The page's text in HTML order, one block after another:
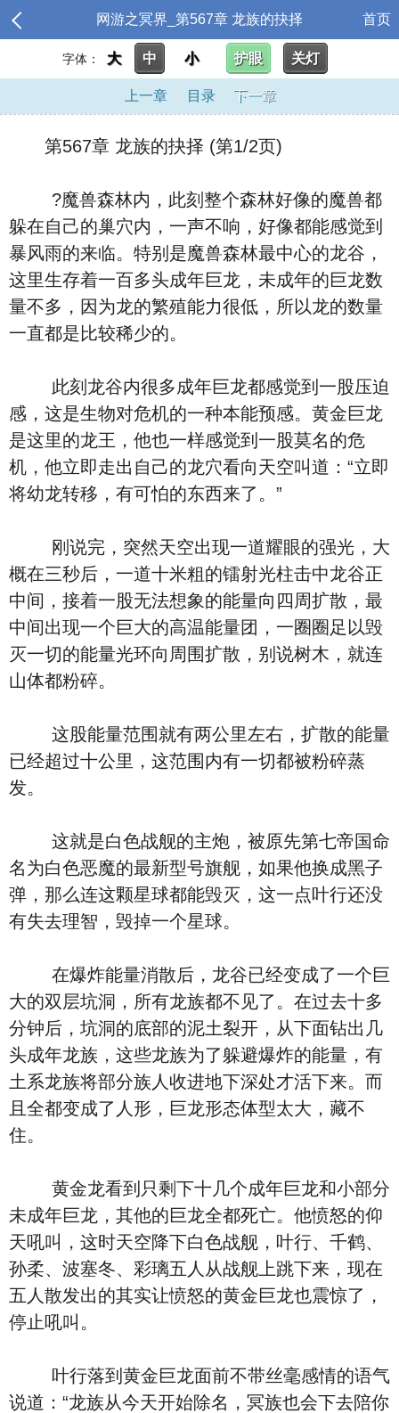
网游之冥界_第567章 龙族的抉择 首页
字体： 大 中 小 护眼 关灯
上一章 目录 下一章
第567章 龙族的抉择 (第1/2页)
?魔兽森林内，此刻整个森林好像的魔兽都
躲在自己的巢穴内，一声不响，好像都能感觉到
暴风雨的来临。特别是魔兽森林最中心的龙谷，
这里生存着一百多头成年巨龙，未成年的巨龙数
量不多，因为龙的繁殖能力很低，所以龙的数量
一直都是比较稀少的。
此刻龙谷内很多成年巨龙都感觉到一股压迫
感，这是生物对危机的一种本能预感。黄金巨龙
是这里的龙王，他也一样感觉到一股莫名的危
机，他立即走出自己的龙穴看向天空叫道：“立即
将幼龙转移，有可怕的东西来了。”
刚说完，突然天空出现一道耀眼的强光，大
概在三秒后，一道十米粗的镭射光柱击中龙谷正
中间，接着一股无法想象的能量向四周扩散，最
中间出现一个巨大的高温能量团，一圈圈足以毁
灭一切的能量光环向周围扩散，别说树木，就连
山体都粉碎。
这股能量范围就有两公里左右，扩散的能量
已经超过十公里，这范围内有一切都被粉碎蒸
发。
这就是白色战舰的主炮，被原先第七帝国命
名为白色恶魔的最新型号旗舰，如果他换成黑子
弹，那么连这颗星球都能毁灭，这一点叶行还没
有失去理智，毁掉一个星球。
在爆炸能量消散后，龙谷已经变成了一个巨
大的双层坑洞，所有龙族都不见了。在过去十多
分钟后，坑洞的底部的泥土裂开，从下面钻出几
头成年龙族，这些龙族为了躲避爆炸的能量，有
土系龙族将部分族人收进地下深处才活下来。而
且全都变成了人形，巨龙形态体型太大，藏不
住。
黄金龙看到只剩下十几个成年巨龙和小部分
未成年巨龙，其他的巨龙全都死亡。他愤怒的仰
天吼叫，这时天空降下白色战舰，叶行、千鹤、
孙柔、波塞冬、彩璃五人从战舰上跳下来，现在
五人散发出的其实让愤怒的黄金巨龙也震惊了，
停止吼叫。
叶行落到黄金巨龙面前不带丝毫感情的语气
说道：“龙族从今天开始除名，冥族也会下去陪你